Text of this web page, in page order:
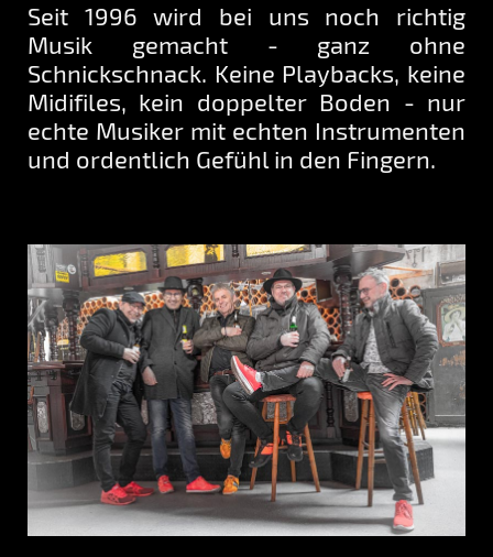
Seit 1996 wird bei uns noch richtig
Musik gemacht - ganz ohne
Schnickschnack. Keine Playbacks, keine
Midifiles, kein doppelter Boden - nur
echte Musiker mit echten Instrumenten
und ordentlich Gefühl in den Fingern.